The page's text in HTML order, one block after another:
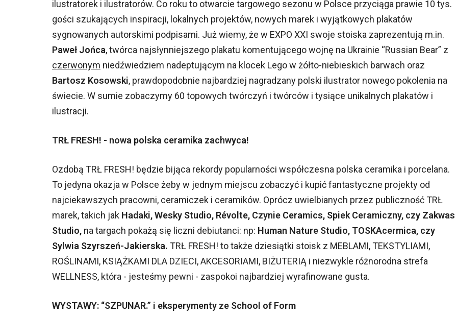
ilustratorek i ilustratorów. Co roku to otwarcie targowego sezonu w Polsce przyciąga prawie 10 tys.
gości szukających inspiracji, lokalnych projektów, nowych marek i wyjątkowych plakatów
sygnowanych autorskimi podpisami. Już wiemy, że w EXPO XXI swoje stoiska zaprezentują m.in.
Paweł Jońca, twórca najsłynniejszego plakatu komentującego wojnę na Ukrainie “Russian Bear” z
czerwonym niedźwiedziem nadeptującym na klocek Lego w żółto-niebieskich barwach oraz
Bartosz Kosowski, prawdopodobnie najbardziej nagradzany polski ilustrator nowego pokolenia na
świecie. W sumie zobaczymy 60 topowych twórczyń i twórców i tysiące unikalnych plakatów i
ilustracji.
TRŁ FRESH! - nowa polska ceramika zachwyca!
Ozdobą TRŁ FRESH! będzie bijąca rekordy popularności współczesna polska ceramika i porcelana.
To jedyna okazja w Polsce żeby w jednym miejscu zobaczyć i kupić fantastyczne projekty od
najciekawszych pracowni, ceramiczek i ceramików. Oprócz uwielbianych przez publiczność TRŁ
marek, takich jak Hadaki, Wesky Studio, Révolte, Czynie Ceramics, Spiek Ceramiczny, czy Zakwas
Studio, na targach pokażą się liczni debiutanci: np: Human Nature Studio, TOSKAcermica, czy
Sylwia Szyrszeń-Jakierska. TRŁ FRESH! to także dziesiątki stoisk z MEBLAMI, TEKSTYLIAMI,
ROŚLINAMI, KSIĄŻKAMI DLA DZIECI, AKCESORIAMI, BIŻUTERIĄ i niezwykle różnorodna strefa
WELLNESS, która - jesteśmy pewni - zaspokoi najbardziej wyrafinowane gusta.
WYSTAWY: “SZPUNAR.” i eksperymenty ze School of Form